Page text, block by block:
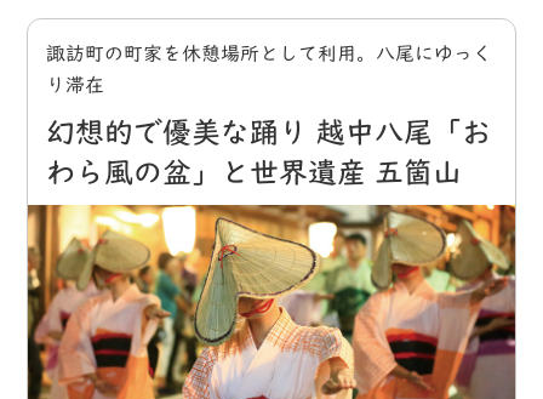
諏訪町の町家を休憩場所として利用。八尾にゆっく
り滞在
幻想的で優美な踊り 越中八尾「お
わら風の盆」と世界遺産 五箇山